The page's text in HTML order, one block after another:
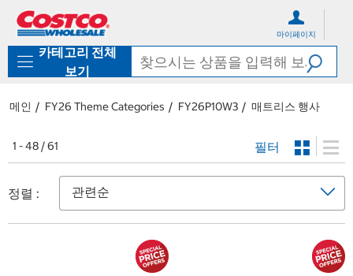
로
기
가
마이페이지
카테고리 전체
보기
메인 FY26 Theme Categories FY26P10W3 매트리스 행사
1 - 48 / 61 필터
정렬 :